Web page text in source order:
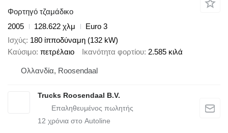
Φορτηγό τζαμάδικο
2005
128.622 χλμ
Euro 3
Ισχύς 180 ίπποδύναμη (132 kW)
Καύσιμο πετρέλαιο Ικανότητα φορτίου 2.585 κιλά
Ολλανδία, Roosendaal
Trucks Roosendaal B.V.
12 χρόνια στο Autoline